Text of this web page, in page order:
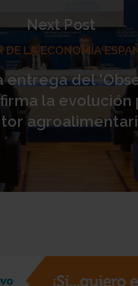
Next Post
DE LA ECONOMÍA
entrega del
la evolución